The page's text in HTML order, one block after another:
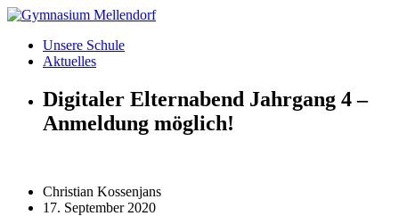
Zum
wechselnUnsere Schule
Aktuelles
Digitaler Elternabend Jahrgang 4 –
Anmeldung möglich!
Christian Kossenjans
17. September 2020